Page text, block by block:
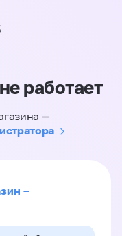
работает
—
–